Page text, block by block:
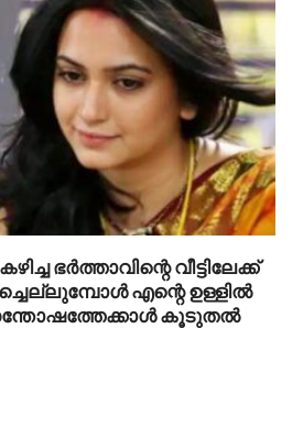
ഭർത്താവിന്റെ വീട്ടിലേക്ക്
എന്റെ ഉള്ളിൽ
കൂടുതൽ